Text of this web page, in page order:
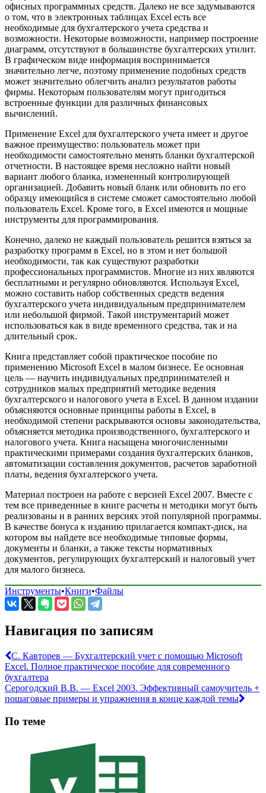
офисных программных средств. Далеко не все задумываются
о том, что в электронных таблицах Excel есть все
необходимые для бухгалтерского учета средства и
возможности. Некоторые возможности, например построение
диаграмм, отсутствуют в большинстве бухгалтерских утилит.
В графическом виде информация воспринимается
значительно легче, поэтому применение подобных средств
может значительно облегчить анализ результатов работы
фирмы. Некоторым пользователям могут пригодиться
встроенные функции для различных финансовых
вычислений.
Применение Excel для бухгалтерского учета имеет и другое
важное преимущество: пользователь может при
необходимости самостоятельно менять бланки бухгалтерской
отчетности. В настоящее время несложно найти новый
вариант любого бланка, измененный контролирующей
организацией. Добавить новый бланк или обновить по его
образцу имеющийся в системе сможет самостоятельно любой
пользователь Excel. Кроме того, в Excel имеются и мощные
инструменты для программирования.
Конечно, далеко не каждый пользователь решится взяться за
разработку программ в Excel, но в этом и нет большой
необходимости, так как существуют разработки
профессиональных программистов. Многие из них являются
бесплатными и регулярно обновляются. Используя Excel,
можно составить набор собственных средств ведения
бухгалтерского учета индивидуальным предпринимателем
или небольшой фирмой. Такой инструментарий может
использоваться как в виде временного средства, так и на
длительный срок.
Книга представляет собой практическое пособие по
применению Microsoft Excel в малом бизнесе. Ее основная
цель — научить индивидуальных предпринимателей и
сотрудников малых предприятий методике ведения
бухгалтерского и налогового учета в Excel. В данном издании
объясняются основные принципы работы в Excel, в
необходимой степени раскрываются основы законодательства,
объясняется методика производственного, бухгалтерского и
налогового учета. Книга насыщена многочисленными
практическими примерами создания бухгалтерских бланков,
автоматизации составления документов, расчетов заработной
платы, ведения бухгалтерского учета.
Материал построен на работе с версией Excel 2007. Вместе с
тем все приведенные в книге расчеты н методики могут быть
реализованы и в ранних версиях этой популярной программы.
В качестве бонуса к изданию прилагается компакт-диск, на
котором вы найдете все необходимые типовые формы,
документы и бланки, а также тексты нормативных
документов, регулирующих бухгалтерский и налоговый учет
для малого бизнеса.
Инструменты•Книги•Файлы
Навигация по записям
С. Кавторев — Бухгалтерский учет с помощью Microsoft
Excel. Полное практическое пособие для современного
бухгалтера
Серогодский В.В. — Excel 2003. Эффективный самоучитель +
пошаговые примеры и упражнения в конце каждой темы
По теме